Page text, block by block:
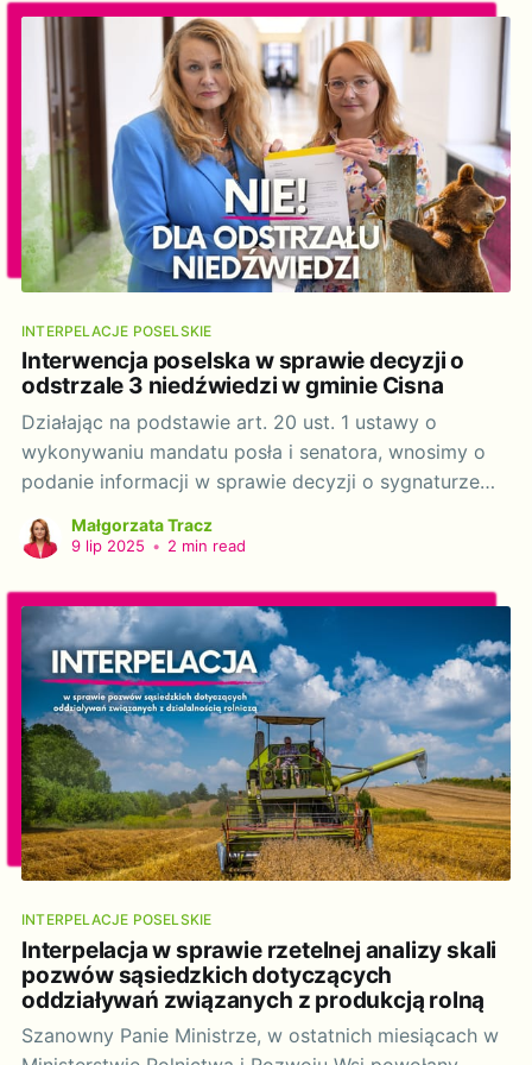
licznymi publikacjami prasowymi oraz petycjach
obywatelskich, gdzie formułowane są poważne
wątpliwości
INTERPELACJE POSELSKIE
Interwencja poselska w sprawie decyzji o
odstrzale 3 niedźwiedzi w gminie Cisna
Działając na podstawie art. 20 ust. 1 ustawy o
wykonywaniu mandatu posła i senatora, wnosimy o
podanie informacji w sprawie decyzji o sygnaturze
na odstrzał 3 niedźwiedzi w gminie Cisna i
rozważono alternatywne sposoby odstraszania
zwierząt
Małgorzata Tracz
9 lip 2025 • 2 min read
INTERPELACJE POSELSKIE
Interpelacja w sprawie rzetelnej analizy skali
pozwów sąsiedzkich dotyczących
oddziaływań związanych z produkcją rolną
Szanowny Panie Ministrze, w ostatnich miesiącach w